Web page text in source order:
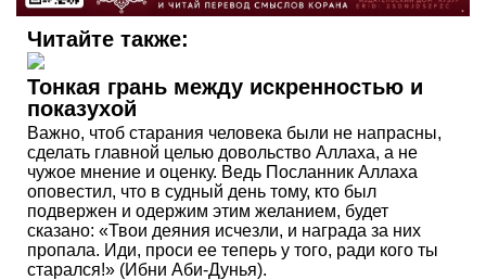
Читайте также:
Тонкая грань между искренностью и
показухой
Важно, чтоб старания человека были не напрасны,
сделать главной целью довольство Аллаха, а не
чужое мнение и оценку. Ведь Посланник Аллаха
оповестил, что в судный день тому, кто был
подвержен и одержим этим желанием, будет
сказано: «Твои деяния исчезли, и награда за них
пропала. Иди, проси ее теперь у того, ради кого ты
старался!» (Ибни Аби-Дунья).